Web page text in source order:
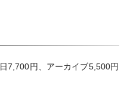
7,700円、アーカイブ5,500円